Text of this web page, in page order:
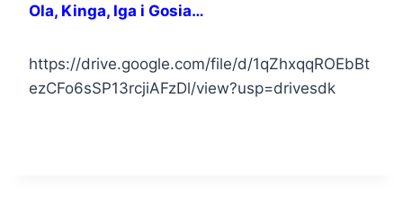
Ola, Kinga, Iga i Gosia…
https://drive.google.com/file/d/1qZhxqqROEbBt
ezCFo6sSP13rcjiAFzDl/view?usp=drivesdk